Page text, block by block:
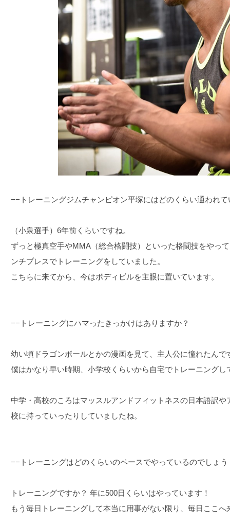
−−トレーニングジムチャンピオン平塚にはどのくらい通われ
（小泉選手）6年前くらいですね。
ずっと極真空手やMMA（総合格闘技）といった格闘技をやっ
ンチプレスでトレーニングをしていました。
こちらに来てから、今はボディビルを主眼に置いています。
−−トレーニングにハマったきっかけはありますか？
幼い頃ドラゴンボールとかの漫画を見て、主人公に憧れたんで
僕はかなり早い時期、小学校くらいから自宅でトレーニングし
中学・高校のころはマッスルアンドフィットネスの日本語訳
校に持っていったりしていましたね。
−−トレーニングはどのくらいのペースでやっているのでしょう
トレーニングですか？ 年に500日くらいはやっています！
もう毎日トレーニングして本当に用事がない限り、毎日ここ